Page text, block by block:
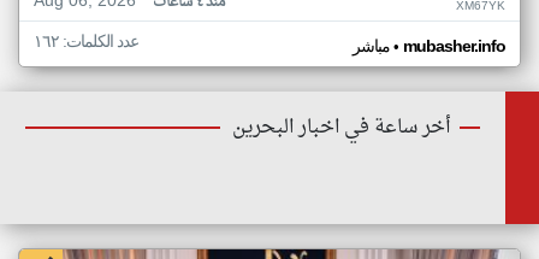
XM67YK
مباشر• mubasher.info عدد الكلمات: ١٦٢
أخر ساعة في اخبار البحرين